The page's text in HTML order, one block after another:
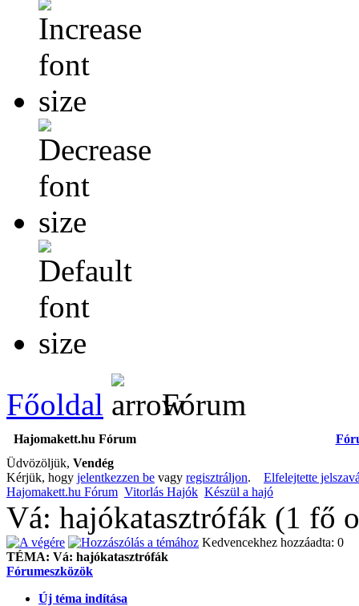
Főoldal Fórum
Hajomakett.hu Fórum
Üdvözöljük, Vendég
Kérjük, hogy jelentkezzen be vagy regisztráljon. Elfelejtette
Hajomakett.hu Fórum Vitorlás Hajók Készül a hajó
Vá: hajókatasztrófák (1 fő
Kedvencekhez hozzáadta: 0
TÉMA: Vá: hajókatasztrófák
Fórumeszközök
Új téma indítása